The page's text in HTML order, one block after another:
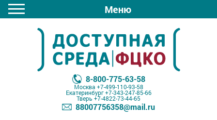
Меню
8-800-775-63-58
Москва +7-499-110-93-58
Екатеринбург+7-343-247-85-66
Тверь +7-4822-73-44-65
88007756358@mail.ru